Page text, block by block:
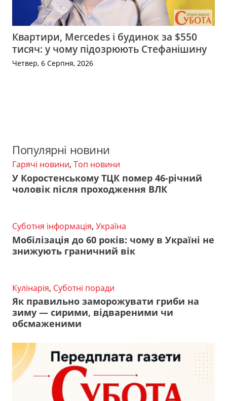
Квартири, Mercedes і будинок за $550
тисяч: у чому підозрюють Стефанішину
Четвер, 6 Серпня, 2026
Популярні новини
Гарячі новини, Топ новини
У Коростенському ТЦК помер 46-річний
чоловік після проходження ВЛК
Суботня інформація, Україна
Мобілізація до 60 років: чому в Україні не
знижують граничний вік
Кулінарія, Суботні поради
Як правильно заморожувати гриби на
зиму — сирими, відвареними чи
обсмаженими